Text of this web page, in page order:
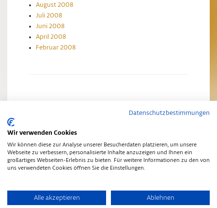
August 2008
Juli 2008
Juni 2008
April 2008
Februar 2008
Copyright © 2014 • Schwarz-Gold Aktuelles • Finch Theme
Datenschutzbestimmungen
Wir verwenden Cookies
Wir können diese zur Analyse unserer Besucherdaten platzieren, um unsere
Webseite zu verbessern, personalisierte Inhalte anzuzeigen und Ihnen ein
großartiges Webseiten-Erlebnis zu bieten. Für weitere Informationen zu den von
uns verwendeten Cookies öffnen Sie die Einstellungen.
Alle akzeptieren Ablehnen